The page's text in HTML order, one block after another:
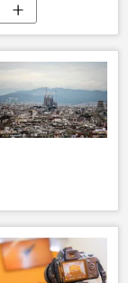
Развитие ситуации в Каталонии в связи с провозглашением независимости